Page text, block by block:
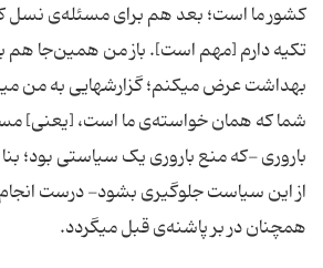
کشور ما است؛ بعد هم برای مسئله‌ی
تکیه دارم [مهم است]. باز من همین‌جا هم
بهداشت عرض میکنم؛ گزارشهایی به من
شما که همان خواسته‌ی ما است، [یعنی]
باروری -که منع باروری یک سیاستی بود؛
از این سیاست جلوگیری بشود- درست
همچنان در بر پاشنه‌ی قبل میگردد.